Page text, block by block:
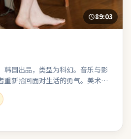
89:03
韩国出品，类型为科幻。音乐与影
重新拾回面对生活的勇气。美术与
众在细节里建立信任。表演、摄
近期同类型中较扎实的一部。